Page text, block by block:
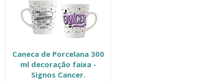
Caneca de Porcelana 300
ml decoração faixa -
Signos Cancer.